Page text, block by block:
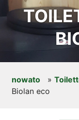
nowato »
Biolan eco